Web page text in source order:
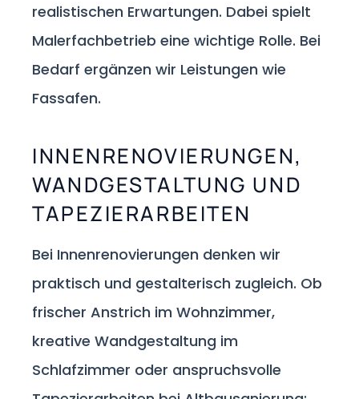
realistischen Erwartungen. Dabei spielt
Malerfachbetrieb eine wichtige Rolle. Bei
Bedarf ergänzen wir Leistungen wie
Fassafen.
INNENRENOVIERUNGEN,
WANDGESTALTUNG UND
TAPEZIERARBEITEN
Bei Innenrenovierungen denken wir
praktisch und gestalterisch zugleich. Ob
frischer Anstrich im Wohnzimmer,
kreative Wandgestaltung im
Schlafzimmer oder anspruchsvolle